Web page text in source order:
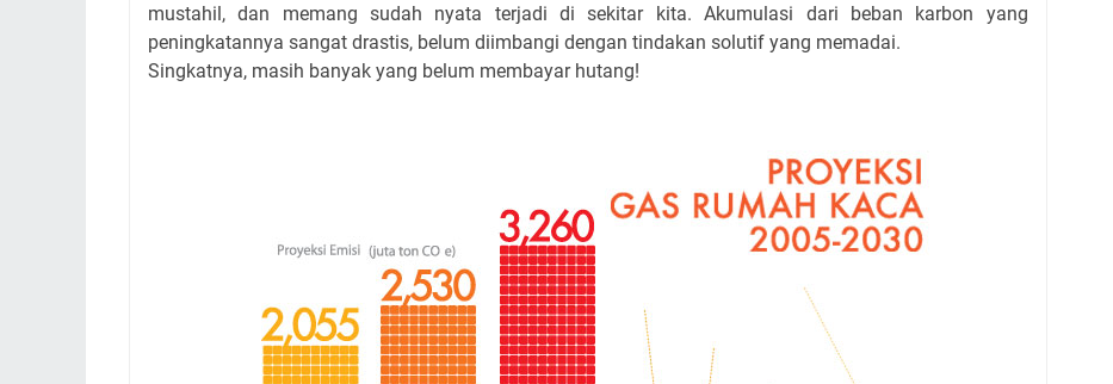
mustahil, dan memang sudah nyata terjadi di sekitar kita. Akumulasi dari beban karbon yang
peningkatannya sangat drastis, belum diimbangi dengan tindakan solutif yang memadai.
Singkatnya, masih banyak yang belum membayar hutang!